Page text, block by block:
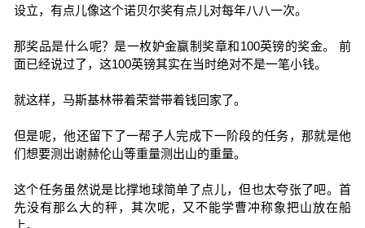
设立，有点儿像这个诺贝尔奖有点儿对每年八八一次。
那奖品是什么呢？是一枚妒金赢制奖章和100英镑的奖金。 前
面已经说过了，这100英镑其实在当时绝对不是一笔小钱。
就这样，马斯基林带着荣誉带着钱回家了。
但是呢，他还留下了一帮子人完成下一阶段的任务，那就是他
们想要测出谢赫伦山等重量测出山的重量。
这个任务虽然说是比撑地球简单了点儿，但也太夸张了吧。首
先没有那么大的秤，其次呢，又不能学曹冲称象把山放在船
上。